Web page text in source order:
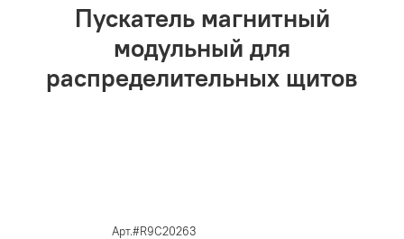
Пускатель магнитный
модульный для
распределительных щитов
Арт.#R9C20263